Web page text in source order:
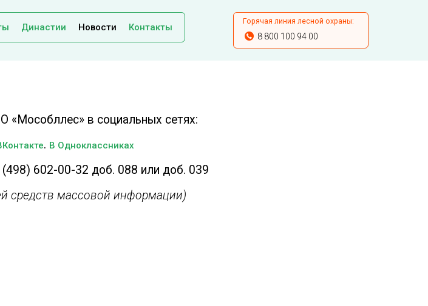
Династии Новости Контакты
Горячая линия лесной охраны:
8 800 100 94 00
«Мособллес» в социальных сетях:
. В Одноклассниках
602-00-32 доб. 088 или доб. 039
средств массовой информации)